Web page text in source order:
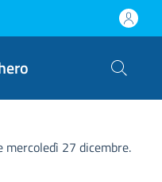
27 dicembre.